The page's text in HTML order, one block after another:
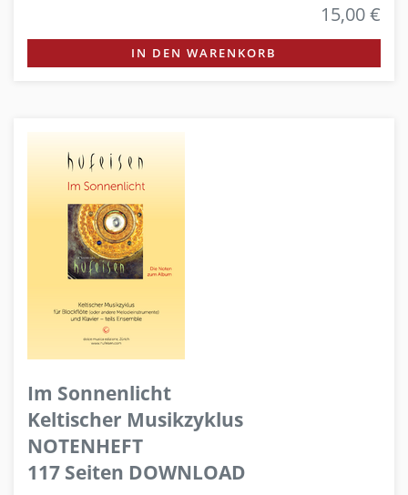
15,00 €
IN DEN WARENKORB
Im Sonnenlicht
Keltischer Musikzyklus
NOTENHEFT
117 Seiten DOWNLOAD